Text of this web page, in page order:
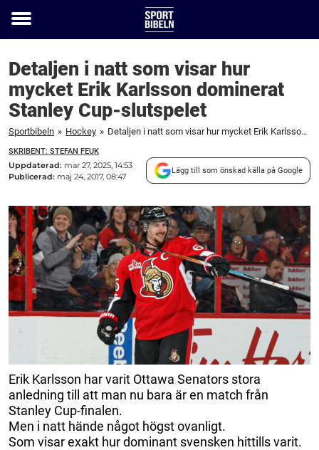
Toggle
Detaljen i natt som visar hur
mycket Erik Karlsson dominerat
Stanley Cup-slutspelet
Sportbibeln » Hockey » Detaljen i natt som visar hur mycket Erik Karlsson dominerat Stanley Cup-slutspelet
SKRIBENT: STEFAN FEUK
Uppdaterad: mar 27, 2025, 14:53
Publicerad: maj 24, 2017, 08:47
Lägg till som önskad källa på Google
Erik Karlsson har varit Ottawa Senators stora
anledning till att man nu bara är en match från
Stanley Cup-finalen.
Men i natt hände något högst ovanligt.
Som visar exakt hur dominant svensken hittills varit.